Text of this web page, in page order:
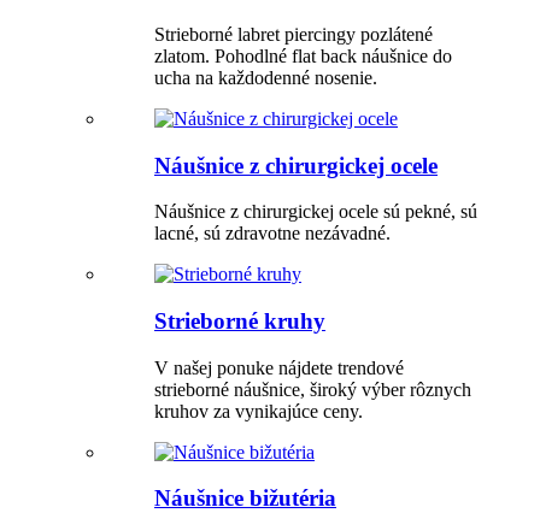
Strieborné labret piercingy pozlátené
zlatom. Pohodlné flat back náušnice do
ucha na každodenné nosenie.
Náušnice z chirurgickej ocele
Náušnice z chirurgickej ocele sú pekné, sú
lacné, sú zdravotne nezávadné.
Strieborné kruhy
V našej ponuke nájdete trendové
strieborné náušnice, široký výber rôznych
kruhov za vynikajúce ceny.
Náušnice bižutéria